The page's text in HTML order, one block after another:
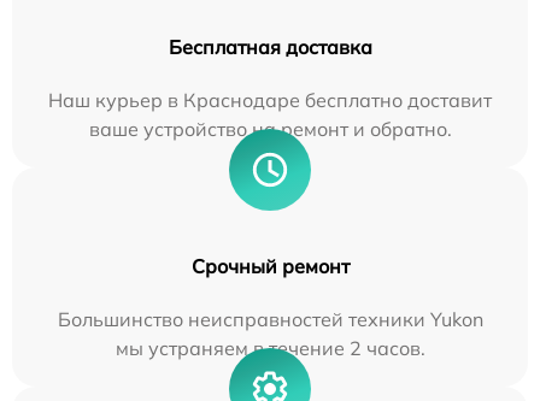
Бесплатная доставка
Наш курьер в Краснодаре бесплатно доставит
ваше устройство на ремонт и обратно.
Срочный ремонт
Большинство неисправностей техники Yukon
мы устраняем в течение 2 часов.